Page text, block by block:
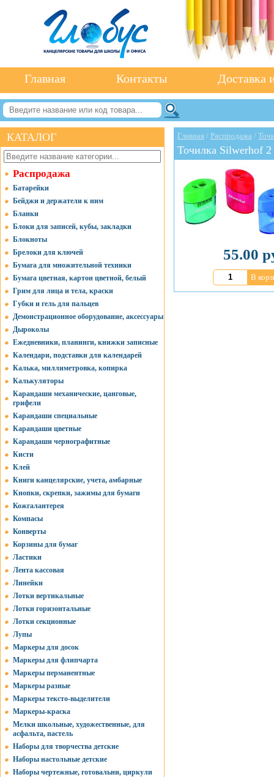
Главная Контакты Доставка
КАТАЛОГ
Распродажа
Батарейки
Бейджи и держатели к ним
Бланки
Блоки для записей, кубы, закладки
Блокноты
Брелоки для ключей
Бумага для множительной техники
Бумага цветная, картон цветной, белый
Грим для лица и тела, краски
Губки и гель для пальцев
Демонстрационное оборудование, аксессуары
Дыроколы
Ежедневники, планинги, книжки записные
Календари, подставки для календарей
Калька, миллиметровка, копирка
Калькуляторы
Карандаши механические, цанговые,
грифели
Карандаши специальные
Карандаши цветные
Карандаши чернографитные
Кисти
Клей
Книги канцелярские, учета, амбарные
Кнопки, скрепки, зажимы для бумаги
Кожгалантерея
Компасы
Конверты
Корзины для бумаг
Ластики
Лента кассовая
Линейки
Лотки вертикальные
Лотки горизонтальные
Лотки секционные
Лупы
Маркеры для досок
Маркеры для флипчарта
Маркеры перманентные
Маркеры разные
Маркеры тексто-выделители
Маркеры-краска
Мелки школьные, художественные, для
асфальта, пастель
Наборы для творчества детские
Наборы настольные детские
Наборы чертежные, готовальни, циркули
Главная / Распродажа /
Точилка Silwerhof 2
55.00
В